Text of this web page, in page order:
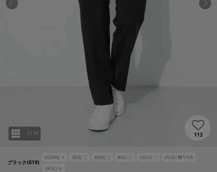
ブラック(019)
05(XXS) × 36(S) ○ 38(M) ○ 40(L) ○ 13(LL) ○ 15(3L) 残り6点
19(5L) ×
1 / 15 112